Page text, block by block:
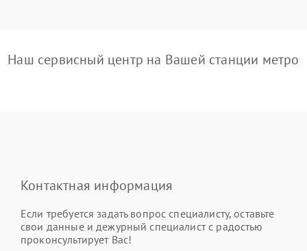
Наш сервисный центр на Вашей станции метро
Контактная информация
Если требуется задать вопрос специалисту, оставьте
свои данные и дежурный специалист с радостью
проконсультирует Вас!